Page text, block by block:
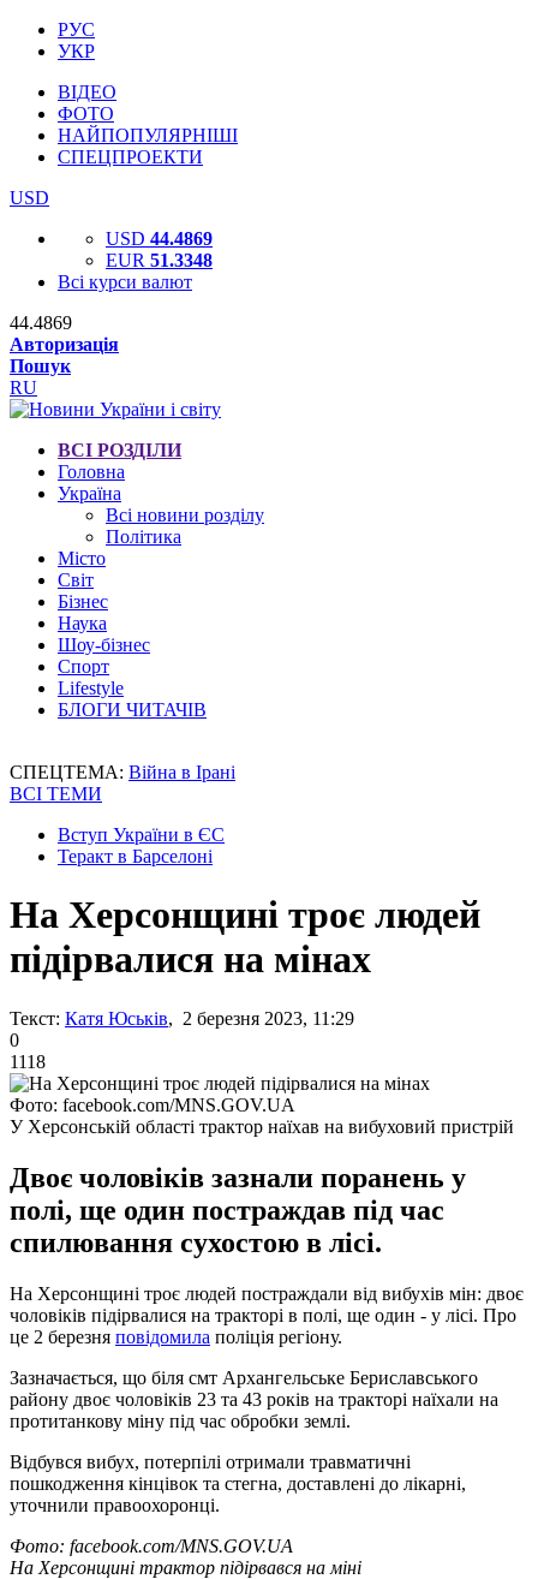
РУС
УКР
ВІДЕО
ФОТО
НАЙПОПУЛЯРНІШІ
СПЕЦПРОЕКТИ
USD
USD 44.4869
EUR 51.3348
Всі курси валют
44.4869
Авторизація
Пошук
RU
ВСІ РОЗДІЛИ
Головна
Україна
Всі новини розділу
Політика
Місто
Світ
Бізнес
Наука
Шоу-бізнес
Спорт
Lifestyle
БЛОГИ ЧИТАЧІВ
СПЕЦТЕМА: Війна в Ірані
ВСІ ТЕМИ
Вступ України в ЄС
Теракт в Барселоні
На Херсонщині троє людей
підірвалися на мінах
Текст: Катя Юськів, 2 березня 2023, 11:29
0
1118
Фото: facebook.com/MNS.GOV.UA
У Херсонській області трактор наїхав на вибуховий пристрій
Двоє чоловіків зазнали поранень у
полі, ще один постраждав під час
спилювання сухостою в лісі.
На Херсонщині троє людей постраждали від вибухів мін: двоє
чоловіків підірвалися на тракторі в полі, ще один - у лісі. Про
це 2 березня повідомила поліція регіону.
Зазначається, що біля смт Архангельське Бериславського
району двоє чоловіків 23 та 43 років на тракторі наїхали на
протитанкову міну під час обробки землі.
Відбувся вибух, потерпілі отримали травматичні
пошкодження кінцівок та стегна, доставлені до лікарні,
уточнили правоохоронці.
Фото: facebook.com/MNS.GOV.UA
На Херсонщині трактор підірвався на міні